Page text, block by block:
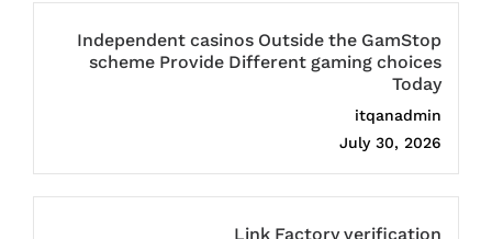
Independent casinos Outside the GamStop
scheme Provide Different gaming choices
Today
itqanadmin
July 30, 2026
Link Factory verification